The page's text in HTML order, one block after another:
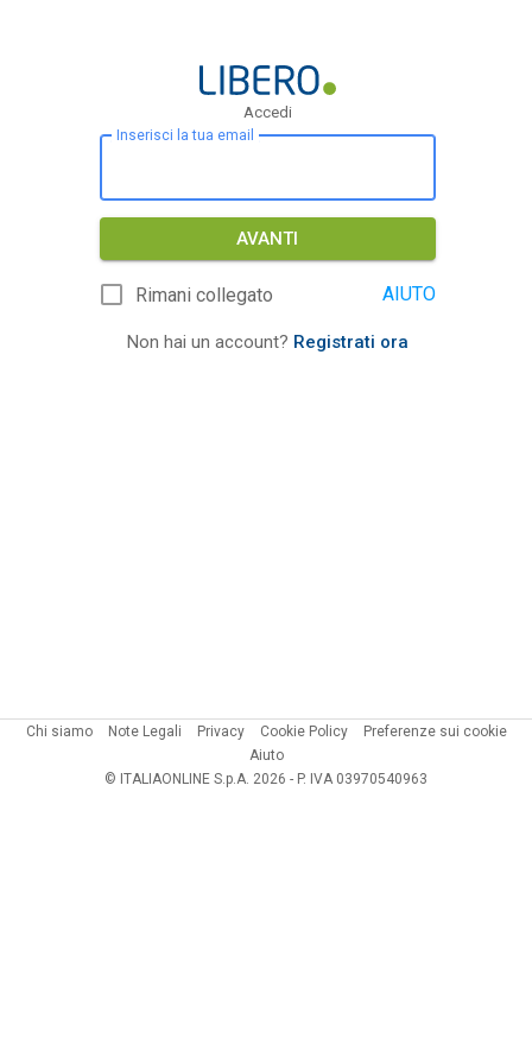
Accedi
Inserisci la tua email
AVANTI
Rimani collegato AIUTO
Non hai un account? Registrati ora
Chi siamo Note Legali Privacy Cookie Policy
Preferenze sui cookie
Aiuto
© ITALIAONLINE S.p.A. 2026 - P. IVA 03970540963